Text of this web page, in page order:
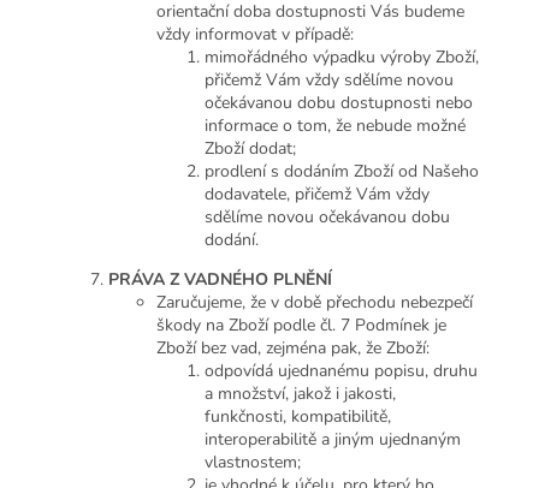
orientační doba dostupnosti Vás budeme
vždy informovat v případě:
mimořádného výpadku výroby Zboží,
přičemž Vám vždy sdělíme novou
očekávanou dobu dostupnosti nebo
informace o tom, že nebude možné
Zboží dodat;
prodlení s dodáním Zboží od Našeho
dodavatele, přičemž Vám vždy
sdělíme novou očekávanou dobu
dodání.
PRÁVA Z VADNÉHO PLNĚNÍ
Zaručujeme, že v době přechodu nebezpečí
škody na Zboží podle čl. 7 Podmínek je
Zboží bez vad, zejména pak, že Zboží:
odpovídá ujednanému popisu, druhu
a množství, jakož i jakosti,
funkčnosti, kompatibilitě,
interoperabilitě a jiným ujednaným
vlastnostem;